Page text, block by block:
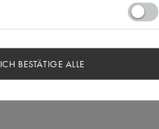
ICH BESTÄTIGE ALLE